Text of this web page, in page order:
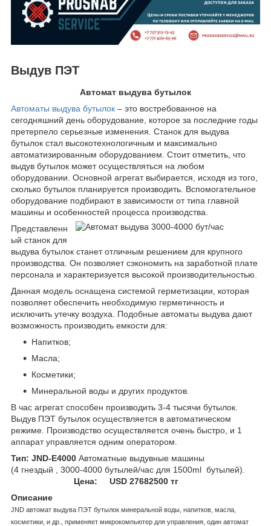
Выдув ПЭТ
Автомат выдува бутылок
Автоматы выдува бутылок – это востребованное на
сегодняшний день оборудование, которое за последние годы
претерпело серьезные изменения. Станок для выдува
бутылок стал высокотехнологичным и максимально
автоматизированным оборудованием. Стоит отметить, что
выдув бутылок может осуществляться на любом
оборудовании. Основной агрегат выбирается, исходя из того,
сколько бутылок планируется производить. Вспомогательное
оборудование подбирают в зависимости от типа главной
машины и особенностей процесса производства.
Представленн
ый станок для
выдува бутылок станет отличным решением для крупного
производства. Он позволяет сэкономить на заработной плате
персонала и характеризуется высокой производительностью.
Данная модель оснащена системой герметизации, которая
позволяет обеспечить необходимую герметичность и
исключить утечку воздуха. Подобные автоматы выдува дают
возможность производить емкости для:
Напитков;
Масла;
Косметики;
Минеральной воды и других продуктов.
В час агрегат способен производить 3-4 тысячи бутылок.
Выдув ПЭТ бутылок осуществляется в автоматическом
режиме. Производство осуществляется очень быстро, и 1
аппарат управляется одним оператором.
Тип: JND-E4000 Автоматные выдувные машины
(4 гнездый , 3000-4000 бутылей/час для 1500ml бутылей).
Цена:
USD 27682500 тг
Описание
JND автомат выдува ПЭТ бутылок минеральной воды, напитков, масла,
косметики, и др., применяет микрокомпьютер для управления, один автомат